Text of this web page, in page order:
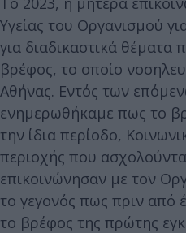
Υγείας του Οργανισμού
για διαδικαστικά
βρέφος, το οποίο
Αθήνας. Εντός των
ενημερωθήκαμε πως το
την ίδια περίοδο,
περιοχής που
επικοινώνησαν με τον
το γεγονός πως πριν από
το βρέφος της πρώτης